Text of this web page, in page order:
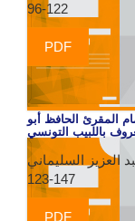
96-122
PDF
المقرئ الحافظ أبو
باللبيب التونسي
العزيز السليماني
123-147
PDF